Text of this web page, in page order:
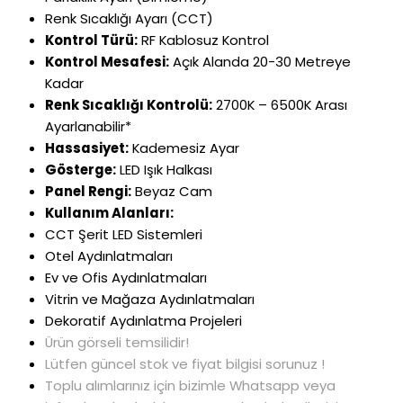
Renk Sıcaklığı Ayarı (CCT)
Kontrol Türü:RF Kablosuz Kontrol
Kontrol Mesafesi:Açık Alanda 20-30 Metreye
Kadar
Renk Sıcaklığı Kontrolü:2700K – 6500K Arası
Ayarlanabilir*
Hassasiyet:Kademesiz Ayar
Gösterge:LED Işık Halkası
Panel Rengi:Beyaz Cam
Kullanım Alanları:
CCT Şerit LED Sistemleri
Otel Aydınlatmaları
Ev ve Ofis Aydınlatmaları
Vitrin ve Mağaza Aydınlatmaları
Dekoratif Aydınlatma Projeleri
Ürün görseli temsilidir!
Lütfen güncel stok ve fiyat bilgisi sorunuz !
Toplu alımlarınız için bizimle Whatsapp veya